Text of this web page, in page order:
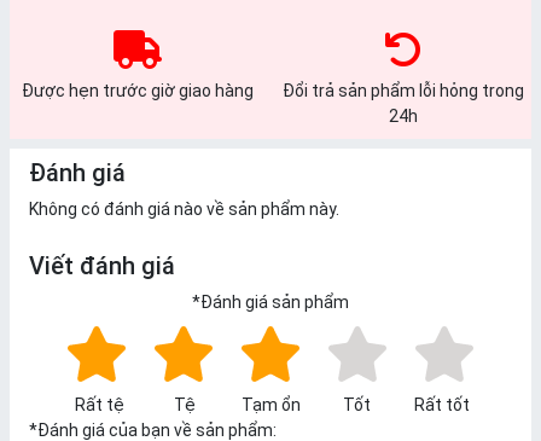
Được hẹn trước giờ giao hàng
Đổi trả sản phẩm lỗi hỏng trong
24h
Đánh giá
Không có đánh giá nào về sản phẩm này.
Viết đánh giá
*Đánh giá sản phẩm
Rất tệ Tệ Tạm ổn Tốt
Rất tốt
*Đánh giá của bạn về sản phẩm: